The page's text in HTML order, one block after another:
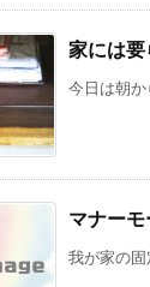
家には要
今日は朝
マナーモ
我が家の